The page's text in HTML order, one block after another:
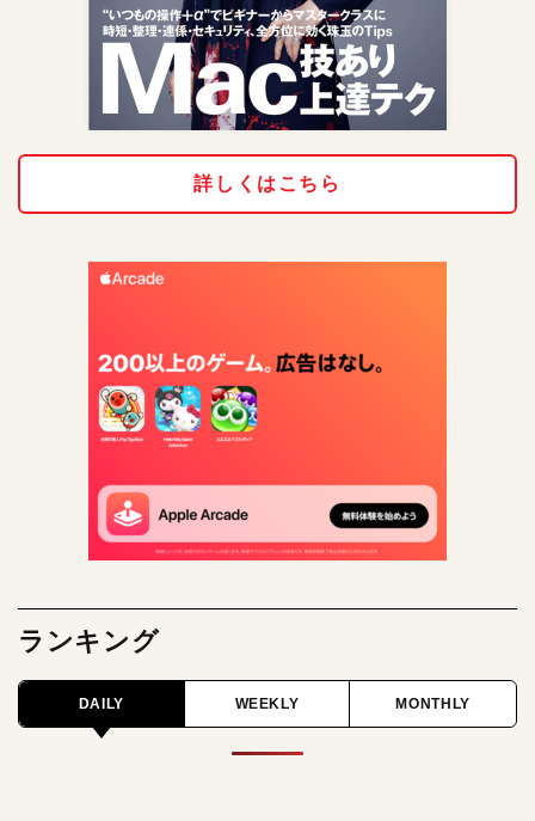
詳しくはこちら
ランキング
DAILY WEEKLY MONTHLY